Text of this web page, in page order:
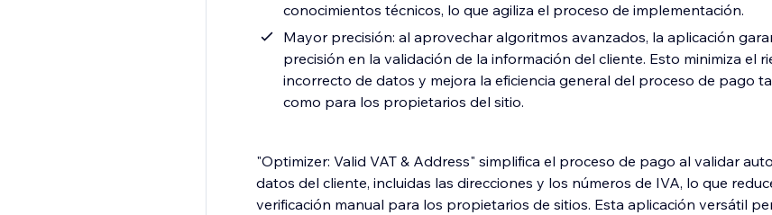
conocimientos técnicos, lo que agiliza el proceso de implementación.
Mayor precisión: al aprovechar algoritmos avanzados, la aplicación
precisión en la validación de la información del cliente. Esto minimiza el
incorrecto de datos y mejora la eficiencia general del proceso de pago
como para los propietarios del sitio.
"Optimizer: Valid VAT & Address" simplifica el proceso de pago al validar
datos del cliente, incluidas las direcciones y los números de IVA, lo que
verificación manual para los propietarios de sitios. Esta aplicación versátil